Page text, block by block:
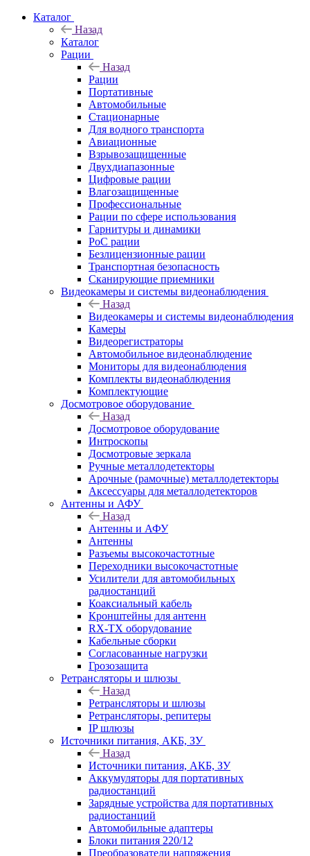
Каталог
Назад
Каталог
Рации
Назад
Рации
Портативные
Автомобильные
Стационарные
Для водного транспорта
Авиационные
Взрывозащищенные
Двухдиапазонные
Цифровые рации
Влагозащищенные
Профессиональные
Рации по сфере использования
Гарнитуры и динамики
PoC рации
Безлицензионные рации
Транспортная безопасность
Сканирующие приемники
Видеокамеры и системы видеонаблюдения
Назад
Видеокамеры и системы видеонаблюдения
Камеры
Видеорегистраторы
Автомобильное видеонаблюдение
Мониторы для видеонаблюдения
Комплекты видеонаблюдения
Комплектующие
Досмотровое оборудование
Назад
Досмотровое оборудование
Интроскопы
Досмотровые зеркала
Ручные металлодетекторы
Арочные (рамочные) металлодетекторы
Аксессуары для металлодетекторов
Антенны и АФУ
Назад
Антенны и АФУ
Антенны
Разъемы высокочастотные
Переходники высокочастотные
Усилители для автомобильных
радиостанций
Коаксиальный кабель
Кронштейны для антенн
RX-TX оборудование
Кабельные сборки
Согласованные нагрузки
Грозозащита
Ретрансляторы и шлюзы
Назад
Ретрансляторы и шлюзы
Ретрансляторы, репитеры
IP шлюзы
Источники питания, АКБ, ЗУ
Назад
Источники питания, АКБ, ЗУ
Аккумуляторы для портативных
радиостанций
Зарядные устройства для портативных
радиостанций
Автомобильные адаптеры
Блоки питания 220/12
Преобразователи напряжения